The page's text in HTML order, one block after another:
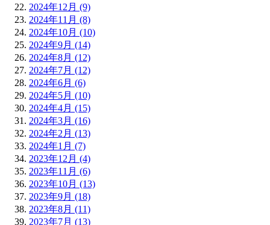
2024年12月 (9)
2024年11月 (8)
2024年10月 (10)
2024年9月 (14)
2024年8月 (12)
2024年7月 (12)
2024年6月 (6)
2024年5月 (10)
2024年4月 (15)
2024年3月 (16)
2024年2月 (13)
2024年1月 (7)
2023年12月 (4)
2023年11月 (6)
2023年10月 (13)
2023年9月 (18)
2023年8月 (11)
2023年7月 (13)